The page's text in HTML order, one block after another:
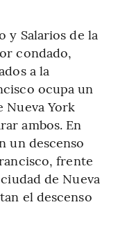
y Salarios de la
condado,
a la
ocupa un
Nueva York
ambos. En
un descenso
frente
de Nueva
el descenso